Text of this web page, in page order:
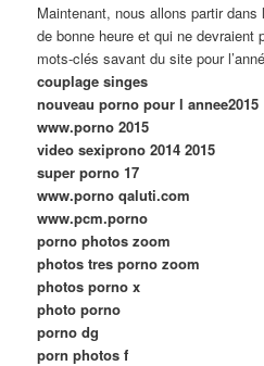
Maintenant, nous allons partir
de bonne heure et qui ne
mots-clés savant du site pour
couplage singes
nouveau porno pour l annee2015
www.porno 2015
video sexiprono 2014 2015
super porno 17
www.porno qaluti.com
www.pcm.porno
porno photos zoom
photos tres porno zoom
photos porno x
photo porno
porno dg
porn photos f